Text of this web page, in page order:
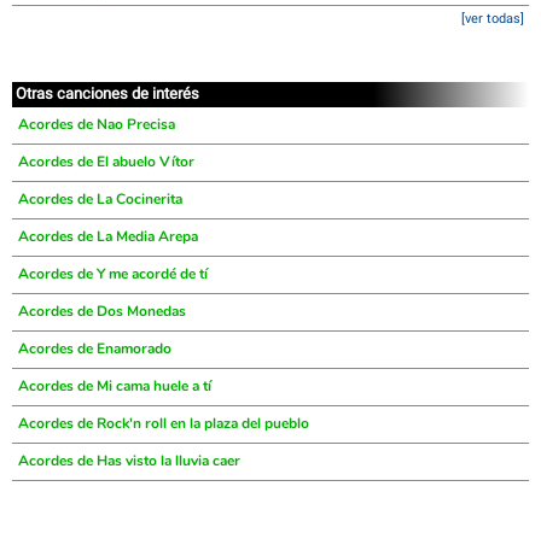
[ver todas]
Otras canciones de interés
Acordes de Nao Precisa
Acordes de El abuelo Vítor
Acordes de La Cocinerita
Acordes de La Media Arepa
Acordes de Y me acordé de tí
Acordes de Dos Monedas
Acordes de Enamorado
Acordes de Mi cama huele a tí
Acordes de Rock'n roll en la plaza del pueblo
Acordes de Has visto la lluvia caer